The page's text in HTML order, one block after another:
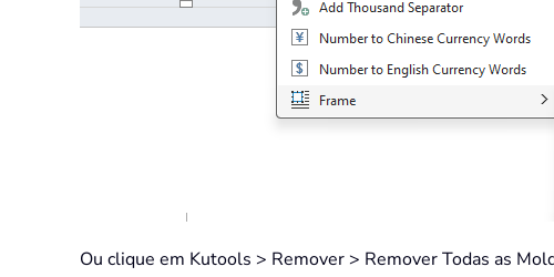
Ou clique em Kutools > Remover > Remover Todas as